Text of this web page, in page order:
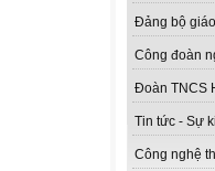
Đảng bộ
Công đoàn
Đoàn TNCS
Tin tức - Sự
Công nghệ